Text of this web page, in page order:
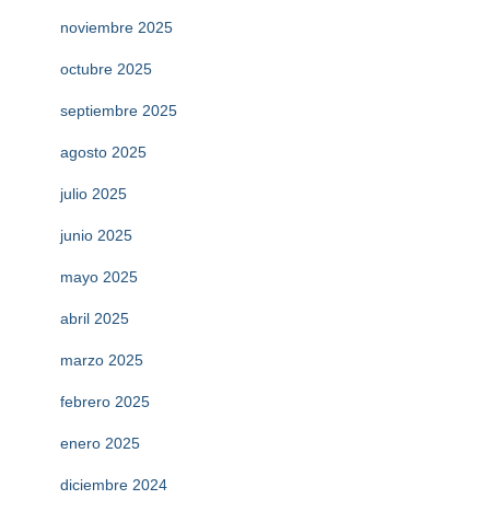
noviembre 2025
octubre 2025
septiembre 2025
agosto 2025
julio 2025
junio 2025
mayo 2025
abril 2025
marzo 2025
febrero 2025
enero 2025
diciembre 2024